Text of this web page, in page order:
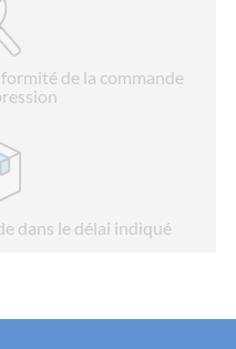
de la commande
dans le délai indiqué